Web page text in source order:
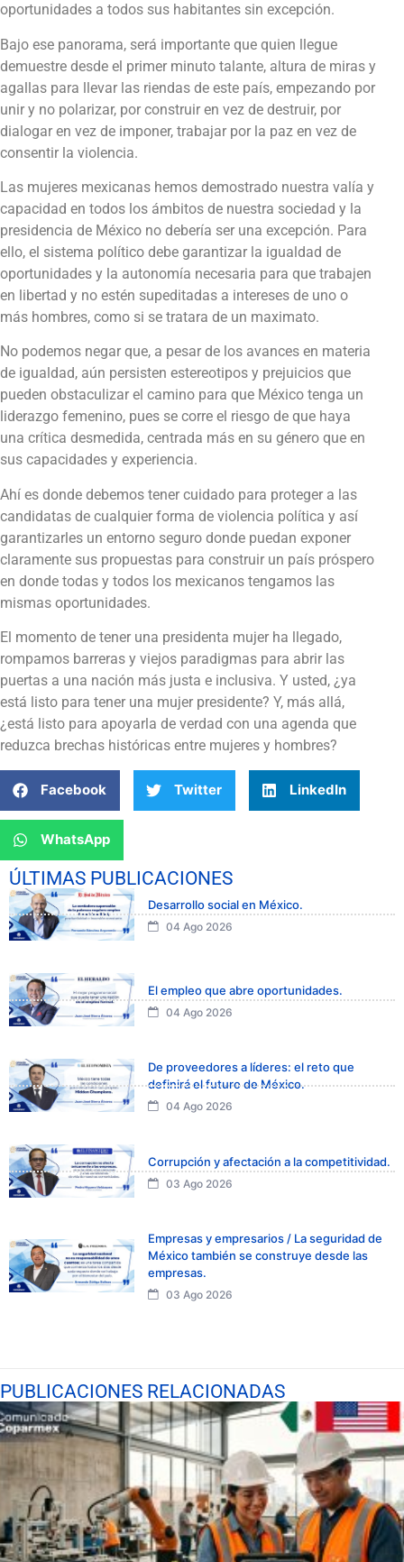
oportunidades a todos sus habitantes sin excepción.
Bajo ese panorama, será importante que quien llegue
demuestre desde el primer minuto talante, altura de miras y
agallas para llevar las riendas de este país, empezando por
unir y no polarizar, por construir en vez de destruir, por
dialogar en vez de imponer, trabajar por la paz en vez de
consentir la violencia.
Las mujeres mexicanas hemos demostrado nuestra valía y
capacidad en todos los ámbitos de nuestra sociedad y la
presidencia de México no debería ser una excepción. Para
ello, el sistema político debe garantizar la igualdad de
oportunidades y la autonomía necesaria para que trabajen
en libertad y no estén supeditadas a intereses de uno o
más hombres, como si se tratara de un maximato.
No podemos negar que, a pesar de los avances en materia
de igualdad, aún persisten estereotipos y prejuicios que
pueden obstaculizar el camino para que México tenga un
liderazgo femenino, pues se corre el riesgo de que haya
una crítica desmedida, centrada más en su género que en
sus capacidades y experiencia.
Ahí es donde debemos tener cuidado para proteger a las
candidatas de cualquier forma de violencia política y así
garantizarles un entorno seguro donde puedan exponer
claramente sus propuestas para construir un país próspero
en donde todas y todos los mexicanos tengamos las
mismas oportunidades.
El momento de tener una presidenta mujer ha llegado,
rompamos barreras y viejos paradigmas para abrir las
puertas a una nación más justa e inclusiva. Y usted, ¿ya
está listo para tener una mujer presidente? Y, más allá,
¿está listo para apoyarla de verdad con una agenda que
reduzca brechas históricas entre mujeres y hombres?
Facebook Twitter LinkedIn
WhatsApp
ÚLTIMAS PUBLICACIONES
Desarrollo social en México.
04 Ago 2026
El empleo que abre oportunidades.
04 Ago 2026
De proveedores a líderes: el reto que
definirá el futuro de México.
04 Ago 2026
Corrupción y afectación a la competitividad.
03 Ago 2026
Empresas y empresarios / La seguridad de
México también se construye desde las
empresas.
03 Ago 2026
PUBLICACIONES RELACIONADAS